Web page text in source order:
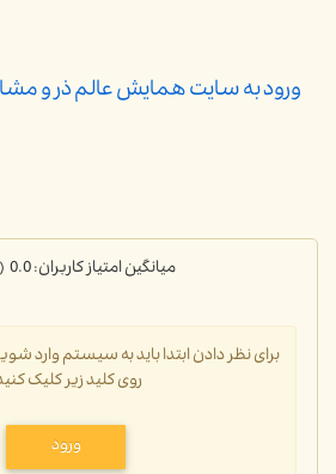
ورود به سایت همایش عالم ذر و
میانگین امتیاز کاربران: 0.0 (0 رای)
برای نظر دادن ابتدا باید به سیستم وارد
روی کلید زیر کلیک
ورود